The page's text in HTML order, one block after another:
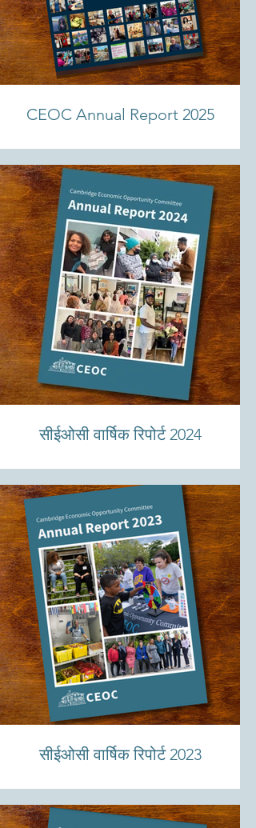
CEOC Annual Report 2025
सीईओसी वार्षिक रिपोर्ट 2024
सीईओसी वार्षिक रिपोर्ट 2023